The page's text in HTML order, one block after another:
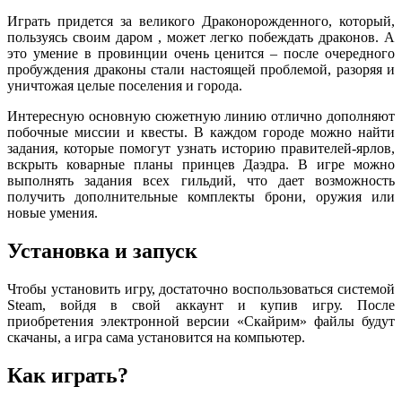
Играть придется за великого Драконорожденного, который,
пользуясь своим даром , может легко побеждать драконов. А
это умение в провинции очень ценится – после очередного
пробуждения драконы стали настоящей проблемой, разоряя и
уничтожая целые поселения и города.
Интересную основную сюжетную линию отлично дополняют
побочные миссии и квесты. В каждом городе можно найти
задания, которые помогут узнать историю правителей-ярлов,
вскрыть коварные планы принцев Даэдра. В игре можно
выполнять задания всех гильдий, что дает возможность
получить дополнительные комплекты брони, оружия или
новые умения.
Установка и запуск
Чтобы установить игру, достаточно воспользоваться системой
Steam, войдя в свой аккаунт и купив игру. После
приобретения электронной версии «Скайрим» файлы будут
скачаны, а игра сама установится на компьютер.
Как играть?